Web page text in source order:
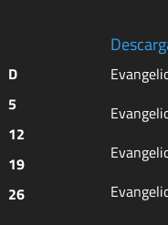
D
5
12
19
26